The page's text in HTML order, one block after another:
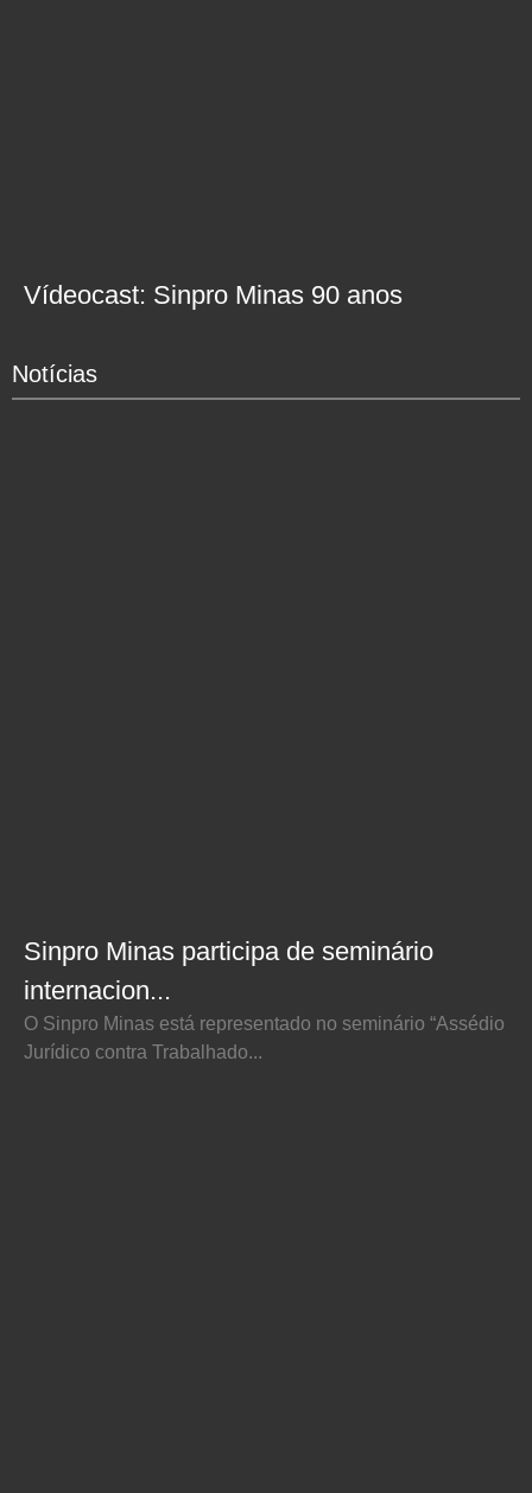
Vídeocast: Sinpro Minas 90 anos
Notícias
Sinpro Minas participa de seminário
internacion...
O Sinpro Minas está representado no seminário “Assédio
Jurídico contra Trabalhado...